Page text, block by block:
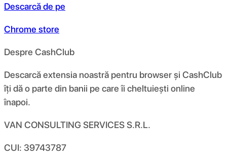
Descarcă de pe
Chrome store
Despre CashClub
Descarcă extensia noastră pentru browser și CashClub
îți dă o parte din banii pe care îi cheltuiești online
înapoi.
VAN CONSULTING SERVICES S.R.L.
CUI: 39743787